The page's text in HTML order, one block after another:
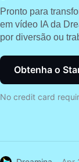
Pronto para
em vídeo IA da
por diversão ou
Obtenha o
No credit card